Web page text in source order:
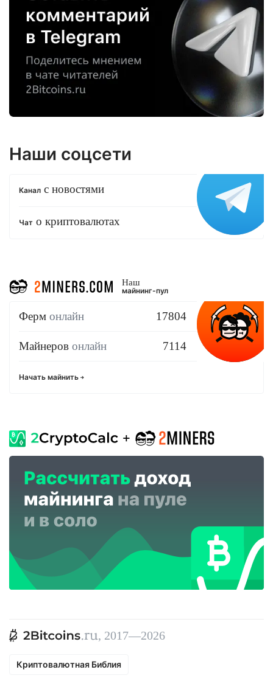
Наши соцсети
Канал с новостями
Чат о криптовалютах
Наш
майнинг-пул
Ферм онлайн 17804
Майнеров онлайн 7114
Начать майнить
, 2017—2026
Криптовалютная Библия